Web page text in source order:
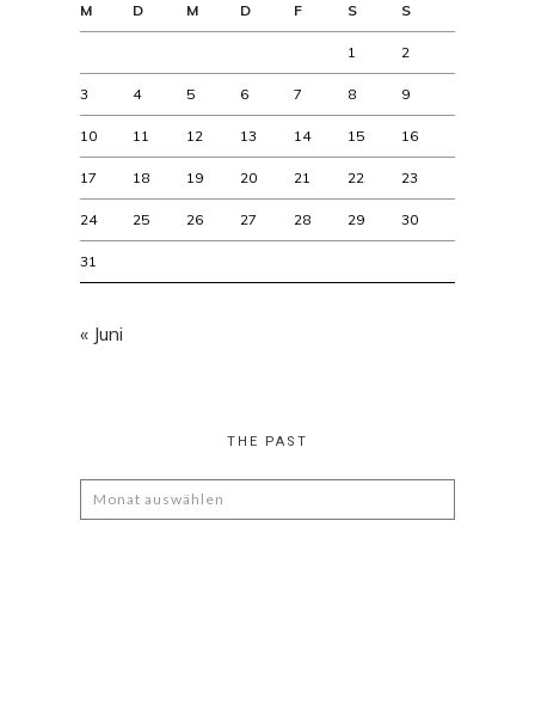
M D M D F S S
1 2
3 4 5 6 7 8 9
10 11 12 13 14 15 16
17 18 19 20 21 22 23
24 25 26 27 28 29 30
31
« Juni
THE PAST
The
Past